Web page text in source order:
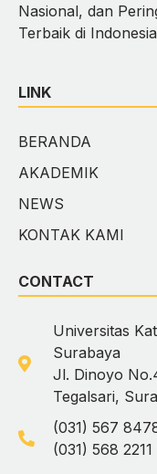
Nasional, dan
Terbaik di
LINK
BERANDA
AKADEMIK
NEWS
KONTAK KAMI
CONTACT
Universitas
Surabaya
Jl. Dinoyo
Tegalsari,
(031) 567
(031) 568 2211